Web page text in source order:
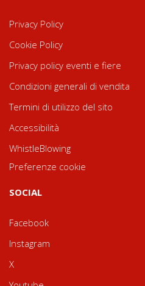
Privacy Policy
Cookie Policy
Privacy policy eventi e fiere
Condizioni generali di vendita
Termini di utilizzo del sito
Accessibilità
WhistleBlowing
Preferenze cookie
SOCIAL
Facebook
Instagram
X